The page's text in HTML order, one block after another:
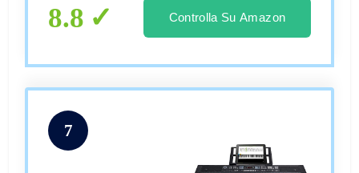
8.8 Controlla Su Amazon
7